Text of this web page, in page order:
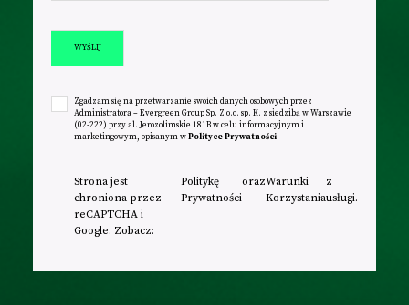
WYŚLIJ
Zgadzam się na przetwarzanie swoich danych osobowych przez
Administratora – Evergreen Group Sp. Z o.o. sp. K. z siedzibą w Warszawie
(02-222) przy al. Jerozolimskie 181B w celu informacyjnym i
marketingowym, opisanym wPolityce Prywatności.
Strona jest
chroniona przez
reCAPTCHA i
Google. Zobacz:
Politykę
Prywatności
orazWarunki
Korzystania
z
usługi.